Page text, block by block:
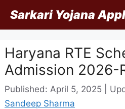
content
Sarkari Yojana
Haryana RTE
Admission 2026-
Published: April 5, 2025 |
Sandeep Sharma